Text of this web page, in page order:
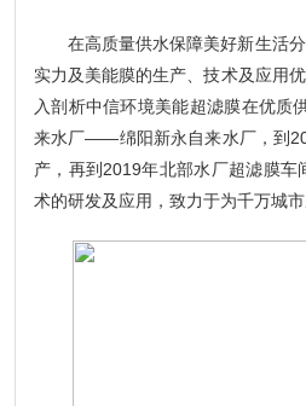
在高质量供水保障美好新生活
实力及美能膜的生产、技术及应用
入剖析中信环境美能超滤膜在优质
来水厂——绵阳新永自来水厂，到
产，再到 2019年北部水厂超滤膜车
术的研发及应用，致力于为千万城